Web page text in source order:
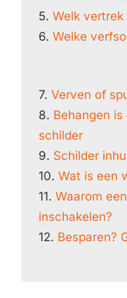
5. Welk vertrek
6. Welke
7. Verven of
8. Behangen
schilder
9. Schilder
10. Wat is een
11. Waarom
inschakelen?
12. Besparen?